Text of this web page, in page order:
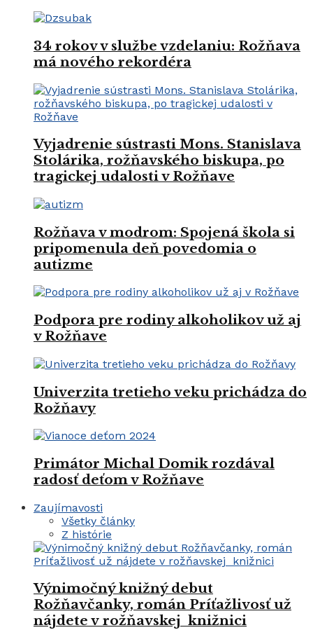
34 rokov v službe vzdelaniu: Rožňava
má nového rekordéra
Vyjadrenie sústrasti Mons. Stanislava
Stolárika, rožňavského biskupa, po
tragickej udalosti v Rožňave
Rožňava v modrom: Spojená škola si
pripomenula deň povedomia o
autizme
Podpora pre rodiny alkoholikov už aj
v Rožňave
Univerzita tretieho veku prichádza do
Rožňavy
Primátor Michal Domik rozdával
radosť deťom v Rožňave
Zaujímavosti
Všetky články
Z histórie
Výnimočný knižný debut
Rožňavčanky, román Príťažlivosť už
nájdete v rožňavskej knižnici